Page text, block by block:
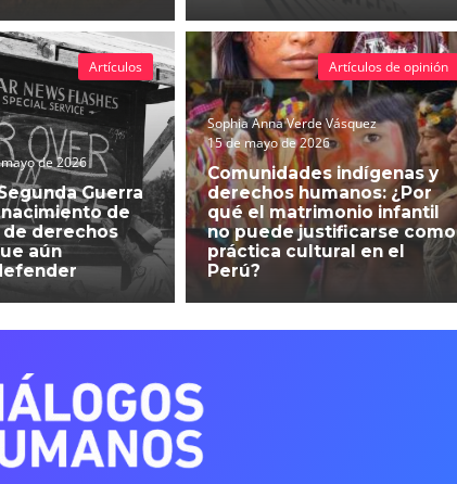
de 2026
Guerra
de
derechos
aún
Artículos
Sophia Anna Verde Vásquez
15 de mayo de 2026
Comunidades indígenas y
derechos humanos: ¿Por
qué el matrimonio infantil
no puede justificarse como
práctica cultural en el
Perú?
Artículos de opinión